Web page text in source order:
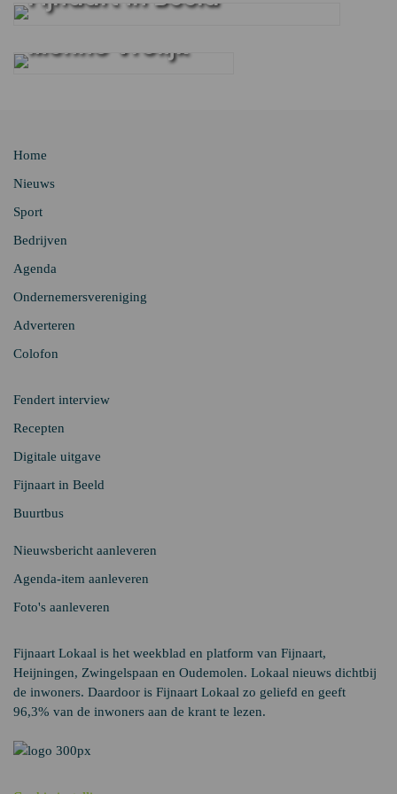
interview met
Menno Vrolijk
Home
Nieuws
Sport
Bedrijven
Agenda
Ondernemersvereniging
Adverteren
Colofon
Fendert interview
Recepten
Digitale uitgave
Fijnaart in Beeld
Buurtbus
Nieuwsbericht aanleveren
Agenda-item aanleveren
Foto's aanleveren
Fijnaart Lokaal is het weekblad en platform van Fijnaart,
Heijningen, Zwingelspaan en Oudemolen. Lokaal nieuws dichtbij
de inwoners. Daardoor is Fijnaart Lokaal zo geliefd en geeft
96,3% van de inwoners aan de krant te lezen.